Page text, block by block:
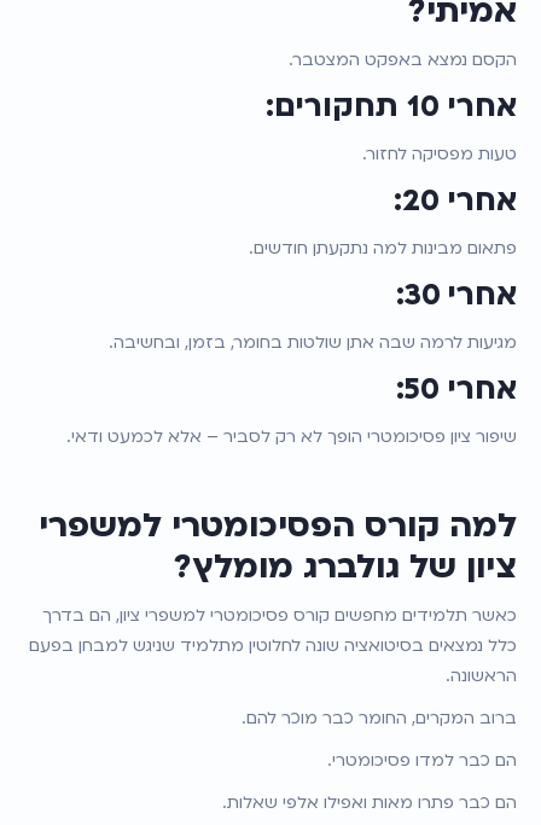
אמיתי?
הקסם נמצא באפקט המצטבר.
אחרי 10 תחקורים:
טעות מפסיקה לחזור.
אחרי 20:
פתאום מבינות למה נתקעתן חודשים.
אחרי 30:
מגיעות לרמה שבה אתן שולטות בחומר, בזמן, ובחשיבה.
אחרי 50:
שיפור ציון פסיכומטרי הופך לא רק לסביר – אלא לכמעט ודאי.
למה קורס הפסיכומטרי למשפרי
ציון של גולברג מומלץ?
כאשר תלמידים מחפשים קורס פסיכומטרי למשפרי ציון, הם בדרך
כלל נמצאים בסיטואציה שונה לחלוטין מתלמיד שניגש למבחן בפעם
הראשונה.
ברוב המקרים, החומר כבר מוכר להם.
הם כבר למדו פסיכומטרי.
הם כבר פתרו מאות ואפילו אלפי שאלות.